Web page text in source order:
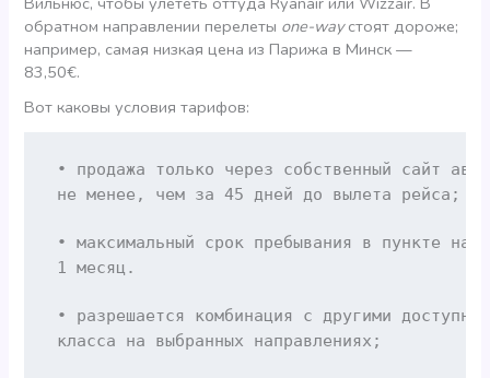
обратном направлении перелеты one-wayстоят дороже;
например, самая низкая цена из Парижа в Минск —
83,50€.
Вот каковы условия тарифов:
не менее, чем за 45 дней до вылета рейса;
• максимальный срок пребывания в пункте
1 месяц.
класса на выбранных направлениях;